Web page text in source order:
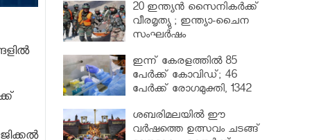
20 ഇന്ത്യൻ സൈനികർക്ക്
വീരമൃത്യു ; ഇന്ത്യാ-ചൈന
സംഘർഷം
ഇന്ന് കേരളത്തിൽ 85
പേർക്ക് കോവിഡ്; 46
പേർക്ക് രോഗമുക്തി, 1342
ശബരിമലയില്‍ ഈ
വർഷത്തെ ഉത്സവം ചടങ്ങ്